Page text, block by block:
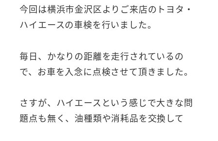
今回は横浜市金沢区よりご来店のトヨタ・
ハイエースの車検を行いました。
毎日、かなりの距離を走行されているの
で、お車を入念に点検させて頂きました。
さすが、ハイエースという感じで大きな問
題点も無く、油種類や消耗品を交換して